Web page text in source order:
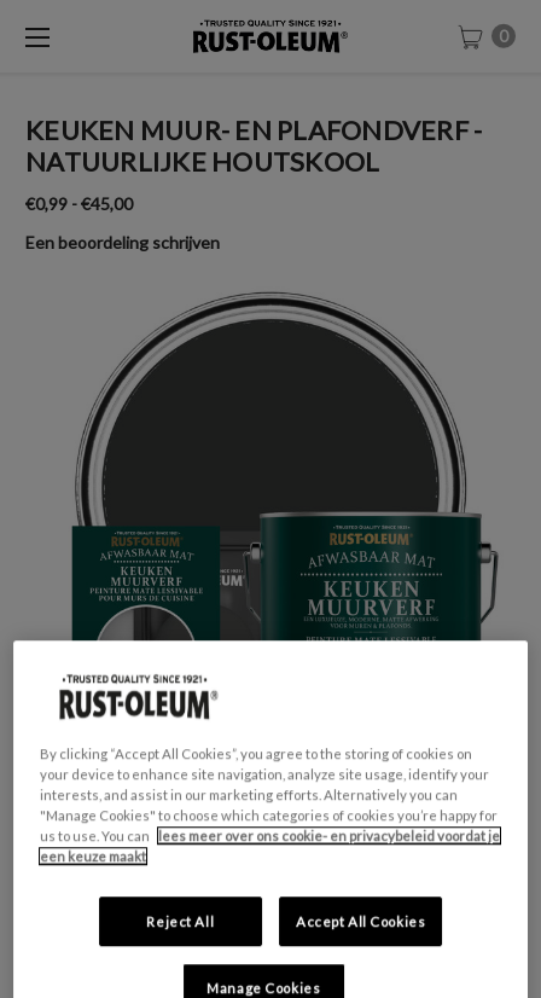
0
KEUKEN MUUR- EN PLAFONDVERF -
NATUURLIJKE HOUTSKOOL
€0,99 - €45,00
Een beoordeling schrijven
GESCHIKT VOOR: Muren en Plafonds
KLEURGROEP: Zwart
Opvallend & levendig
By clicking “Accept All Cookies”, you agree to the storing of cookies on
your device to enhance site navigation, analyze site usage, identify your
interests, and assist in our marketing efforts. Alternatively you can
"Manage Cookies" to choose which categories of cookies you’re happy for
us to use. You can
lees meer over ons cookie- en privacybeleid voordat je
een keuze maakt
Reject All Accept All Cookies
Manage Cookies